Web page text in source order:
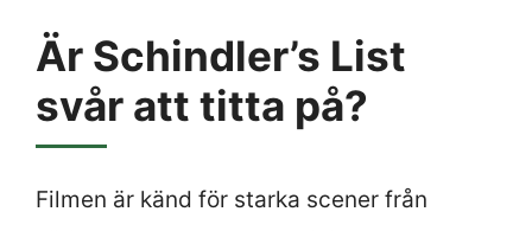
Är Schindler’s List
svår att titta på?
Filmen är känd för starka scener från